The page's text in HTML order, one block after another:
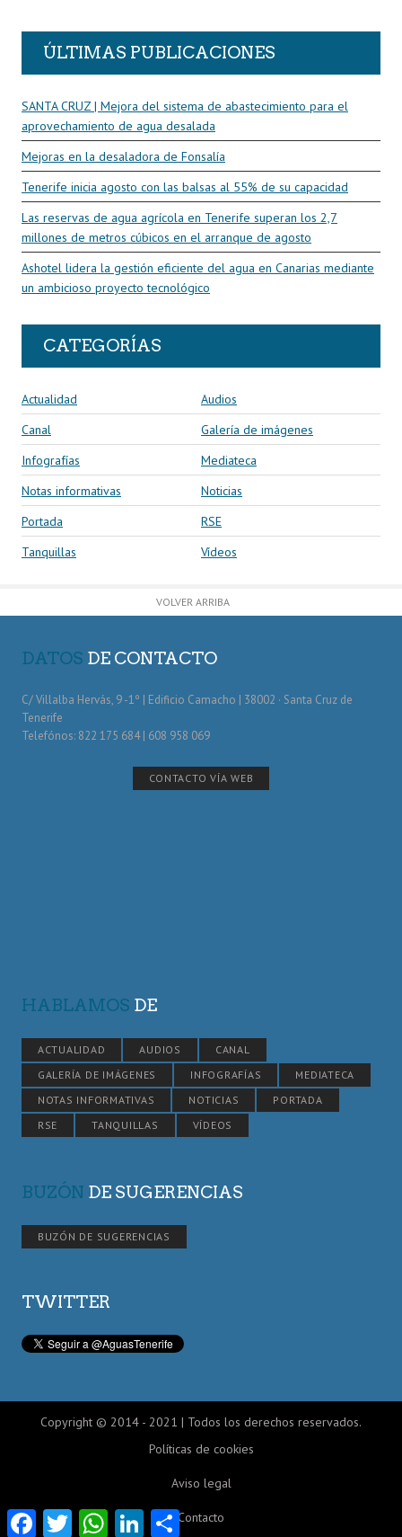
ÚLTIMAS PUBLICACIONES
SANTA CRUZ | Mejora del sistema de abastecimiento para el
aprovechamiento de agua desalada
Mejoras en la desaladora de Fonsalía
Tenerife inicia agosto con las balsas al 55% de su capacidad
Las reservas de agua agrícola en Tenerife superan los 2,7
millones de metros cúbicos en el arranque de agosto
Ashotel lidera la gestión eficiente del agua en Canarias mediante
un ambicioso proyecto tecnológico
CATEGORÍAS
Actualidad
Audios
Canal
Galería de imágenes
Infografías
Mediateca
Notas informativas
Noticias
Portada
RSE
Tanquillas
Vídeos
VOLVER ARRIBA
DATOS DE CONTACTO
C/ Villalba Hervás, 9 -1º | Edificio Camacho | 38002 · Santa Cruz de
Tenerife
Telefónos: 822 175 684 | 608 958 069
CONTACTO VÍA WEB
HABLAMOS DE
ACTUALIDAD AUDIOS
CANAL
GALERÍA DE IMÁGENES
INFOGRAFÍAS
MEDIATECA
NOTAS INFORMATIVAS
NOTICIAS
PORTADA
RSE
TANQUILLAS VÍDEOS
BUZÓN DE SUGERENCIAS
BUZÓN DE SUGERENCIAS
TWITTER
Copyright © 2014 - 2021 | Todos los derechos reservados.
Políticas de cookies
Aviso legal
Contacto
FacebookTwitter WhatsAppLinkedInCompartir